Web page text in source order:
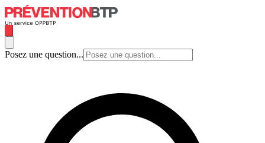
Posez une question...